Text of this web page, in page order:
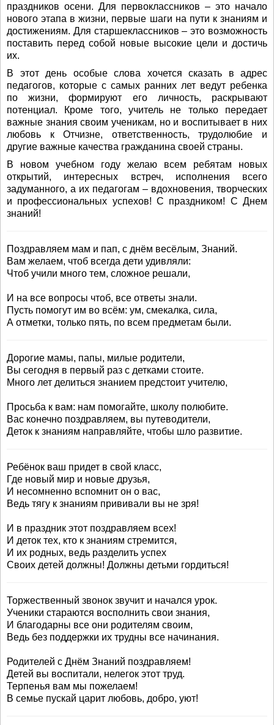
праздников осени. Для первоклассников – это начало
нового этапа в жизни, первые шаги на пути к знаниям и
достижениям. Для старшеклассников – это возможность
поставить перед собой новые высокие цели и достичь
их.
В этот день особые слова хочется сказать в адрес
педагогов, которые с самых ранних лет ведут ребенка
по жизни, формируют его личность, раскрывают
потенциал. Кроме того, учитель не только передает
важные знания своим ученикам, но и воспитывает в них
любовь к Отчизне, ответственность, трудолюбие и
другие важные качества гражданина своей страны.
В новом учебном году желаю всем ребятам новых
открытий, интересных встреч, исполнения всего
задуманного, а их педагогам – вдохновения, творческих
и профессиональных успехов! С праздником! С Днем
знаний!
Поздравляем мам и пап, с днём весёлым, Знаний.
Вам желаем, чтоб всегда дети удивляли:
Чтоб учили много тем, сложное решали,
И на все вопросы чтоб, все ответы знали.
Пусть помогут им во всём: ум, смекалка, сила,
А отметки, только пять, по всем предметам были.
Дорогие мамы, папы, милые родители,
Вы сегодня в первый раз с детками стоите.
Много лет делиться знанием предстоит учителю,
Просьба к вам: нам помогайте, школу полюбите.
Вас конечно поздравляем, вы путеводители,
Деток к знаниям направляйте, чтобы шло развитие.
Ребёнок ваш придет в свой класс,
Где новый мир и новые друзья,
И несомненно вспомнит он о вас,
Ведь тягу к знаниям прививали вы не зря!
И в праздник этот поздравляем всех!
И деток тех, кто к знаниям стремится,
И их родных, ведь разделить успех
Своих детей должны! Должны детьми гордиться!
Торжественный звонок звучит и начался урок.
Ученики стараются восполнить свои знания,
И благодарны все они родителям своим,
Ведь без поддержки их трудны все начинания.
Родителей с Днём Знаний поздравляем!
Детей вы воспитали, нелегок этот труд.
Терпенья вам мы пожелаем!
В семье пускай царит любовь, добро, уют!